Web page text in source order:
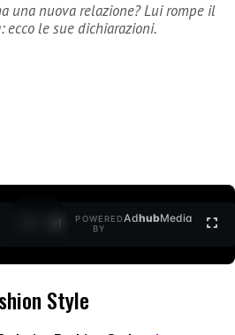
una nuova relazione? Lui rompe il
le sue dichiarazioni.
POWERED
BY
AdhubMedia
Style